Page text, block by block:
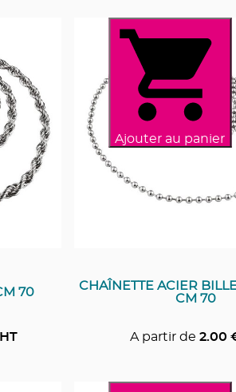
70
Ajouter au panier
CHAÎNETTE ACIER
CM 70
A partir de 2.00